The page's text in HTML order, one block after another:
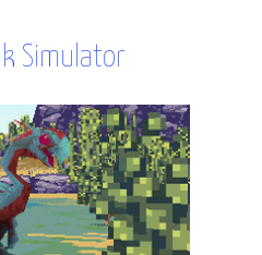
Simulator